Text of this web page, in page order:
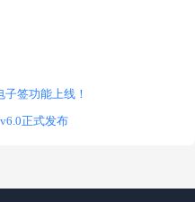
签功能上线！
正式发布